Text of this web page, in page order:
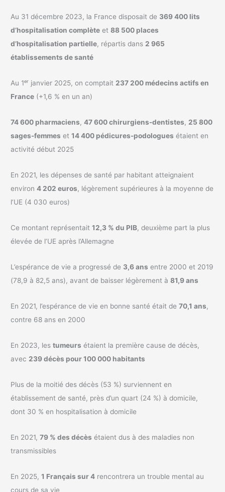
Au 31 décembre 2023, la France disposait de 369 400 lits
d’hospitalisation complète et88 500 places
d’hospitalisation partielle, répartis dans 2 965
établissements de santé
Au 1ᵉʳ janvier 2025, on comptait 237 200 médecins actifs en
France (+1,6 % en un an)
74 600 pharmaciens,47 600 chirurgiens-dentistes, 25 800
sages-femmes et14 400 pédicures-podologues étaient en
activité début 2025
En 2021, les dépenses de santé par habitant atteignaient
environ4 202 euros, légèrement supérieures à la moyenne de
l’UE (4 030 euros)
Ce montant représentait12,3 % du PIB, deuxième part la plus
élevée de l’UE après l’Allemagne
L’espérance de vie a progressé de 3,6 ans entre 2000 et 2019
(78,9 à 82,5 ans), avant de baisser légèrement à81,9 ans
En 2021, l’espérance de vie en bonne santé était de70,1 ans,
contre 68 ans en 2000
En 2023, lestumeurs étaient la première cause de décès,
avec 239 décès pour 100 000 habitants
Plus de la moitié des décès (53 %) surviennent en
établissement de santé, près d’un quart (24 %) à domicile,
dont 30 % en hospitalisation à domicile
En 2021,79 % des décès étaient dus à des maladies non
transmissibles
En 2025,1 Français sur 4 rencontrera un trouble mental au
cours de sa vie